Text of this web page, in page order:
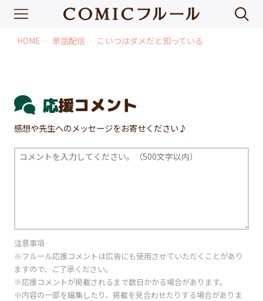
HOME chevron_right 単話配信 chevron_right こいつはダメだと知っている
応援コメント
感想や先生へのメッセージをお寄せください♪
注意事項
※フルール応援コメントは広告にも使用させていただくことがあり
ますので、ご了承ください。
※応援コメントが掲載されるまで数日かかる場合があります。
※内容の一部を編集したり、掲載を見合わせたりする場合がありま